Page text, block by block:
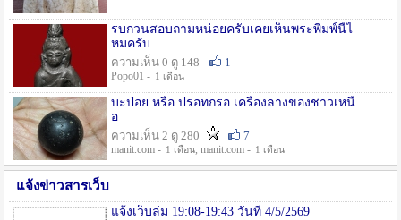
รบกวนสอบถามหน่อยครับเคยเห็นพระพิมพ์นี้ไ
หมครับ
ความเห็น 0 ดู 148
1
Popo01 - 1 เดือน
บะป่อย หรือ ปรอทกรอ เครื่องลางของชาวเหนื
อ
ความเห็น 2 ดู 280
7
manit.com - 1 เดือน, manit.com - 1 เดือน
แจ้งข่าวสารเว็บ
แจ้งเว็บล่ม 19:08-19:43 วันที่ 4/5/2569